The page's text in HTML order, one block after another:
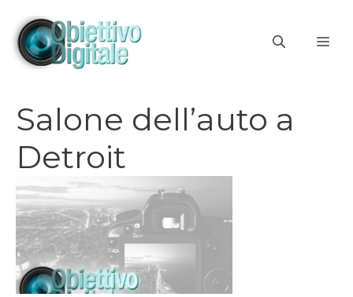
contenuto
Salone dell’auto a
Detroit